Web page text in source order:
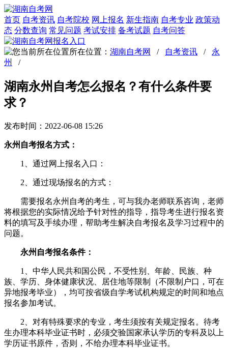
首页 自考资讯 自考院校 网上报名 新生指南 自考专业 政策动
态 分数查询 常见问题 考试安排 备考试题 自考问答
所在位置： 湖南自考网 / 自考资讯 / 永
州
/
湖南永州自考怎么报名？有什么条件要
求？
发布时间：2022-06-08 15:26
永州自考报名方式：
1、通过网上报名入口：
2、通过现场报名的方式：
需要报名永州自考的考生，可与我办老师联系咨询，老师
将根据您的实际情况给予针对性的指导，指导考生进行报名资
料的填写及手续办理，帮助考生解决自考报名及学习过程中的
问题。
永州自考报名条件：
1、中华人民共和国公民，不受性别、年龄、民族、种
族、学历、身体健康状况、居住地等限制（不限制户口，可在
异地报考毕业），均可按省级自学考试机构规定的时间和地点
报名参加考试。
2、对有特殊要求的专业，考生须按有关规定报名。待考
生办理本科毕业证书时，必须交验国家承认学历的专科及以上
学历证书原件，否则，不给办理本科毕业证书。